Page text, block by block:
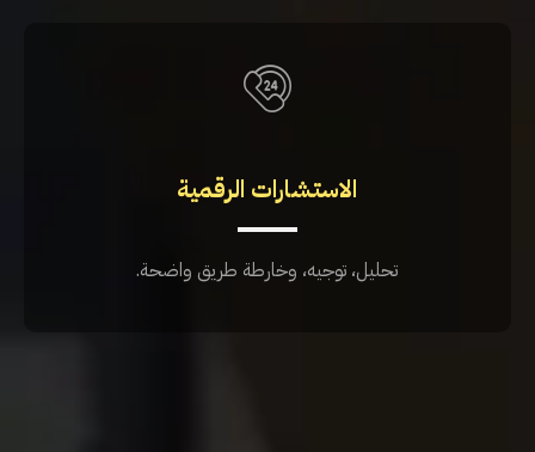
الاستشارات الرقمية
تحليل، توجيه، وخارطة طريق واضحة.